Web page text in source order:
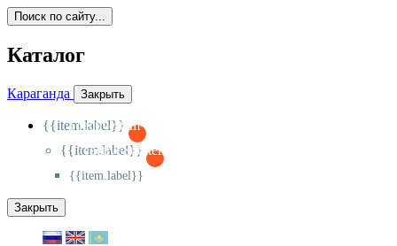
Поиск по сайту...
Каталог
Караганда Закрыть
{{item.label}}
{{activeItem==item.id?'-
{{item.label}}
{{activeSubitem==item.id?'-
{{item.label}}
Закрыть